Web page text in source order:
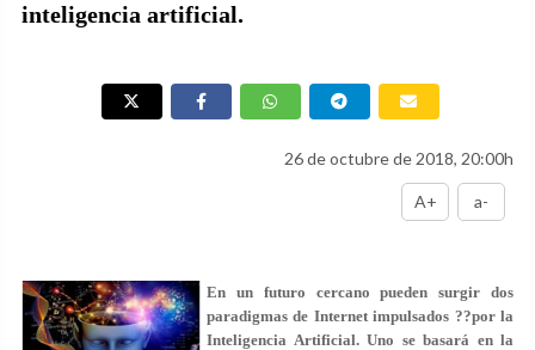
inteligencia artificial.
26 de octubre de 2018, 20:00h
A+ a-
En un futuro cercano pueden surgir dos
paradigmas de Internet impulsados ??por la
Inteligencia Artificial. Uno se basará en la